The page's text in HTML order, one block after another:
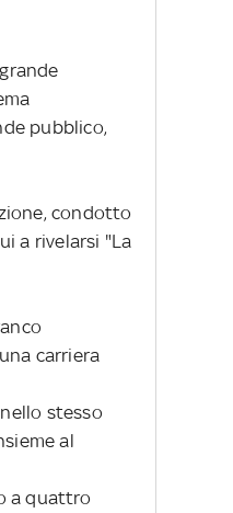
pubblico,
condotto
a rivelarsi "La
carriera
nello stesso
al
a quattro